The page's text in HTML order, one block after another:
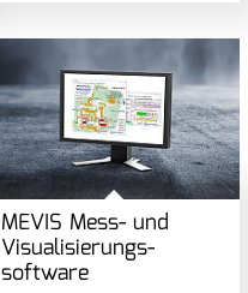
MEVIS Mess- und
Visualisierungs­
software